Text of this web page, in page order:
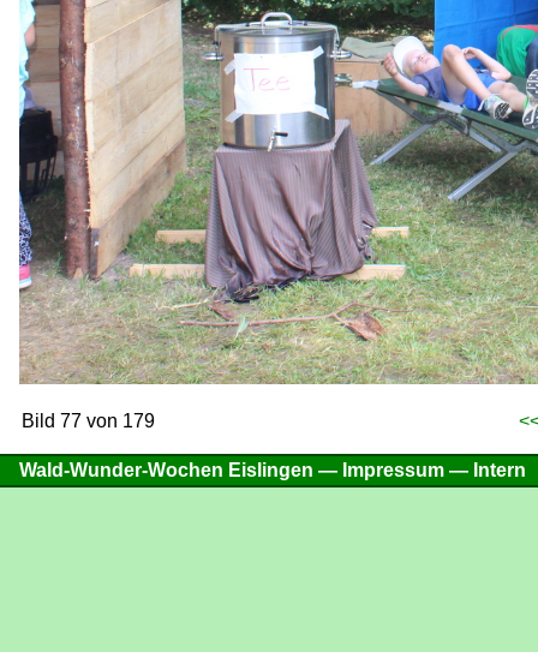
Bild 77 von 179
Wald-Wunder-Wochen Eislingen — Impressum — Intern